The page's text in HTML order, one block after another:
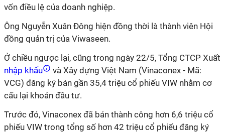
vốn điều lệ của doanh nghiệp.
Ông Nguyễn Xuân Đông hiện đồng thời là thành viên Hội
đồng quản trị của Viwaseen.
Ở chiều ngược lại, cũng trong ngày 22/5, Tổng CTCP Xuất
nhập khẩu
và Xây dựng Việt Nam (Vinaconex - Mã:
VCG) đăng ký bán gần 35,4 triệu cổ phiếu VIW nhằm cơ
cấu lại khoản đầu tư.
Trước đó, Vinaconex đã bán thành công hơn 6,6 triệu cổ
phiếu VIW trong tổng số hơn 42 triệu cổ phiếu đăng ký